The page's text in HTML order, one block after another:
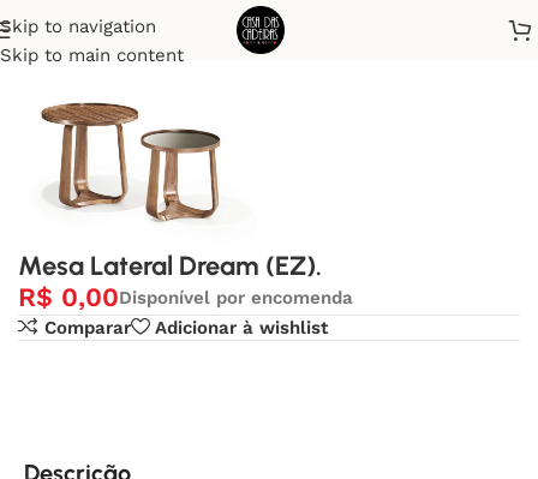
Skip to navigation
Skip to main content
Início Mesa Lateral
Mesa Lateral Dream (EZ).
R$ 0,00Disponível por encomenda
Comparar
Adicionar à wishlist